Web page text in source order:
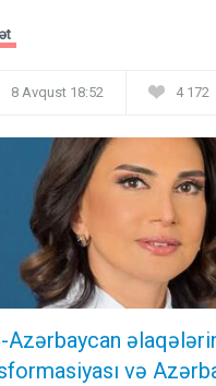
8 Avqust 18:52 4 172
Azərbaycan
və